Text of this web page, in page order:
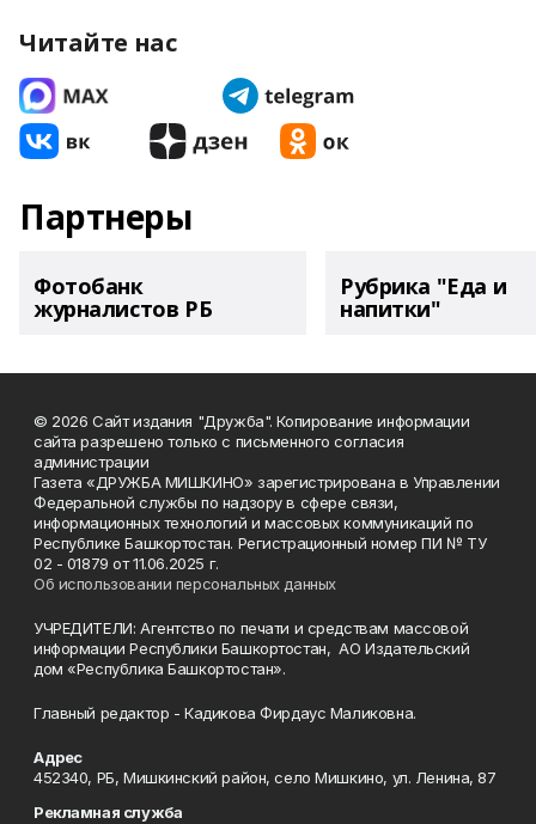
Читайте нас
Партнеры
Фотобанк
журналистов РБ
Рубрика "Еда и
напитки"
© 2026 Сайт издания "Дружба". Копирование информации
сайта разрешено только с письменного согласия
администрации
Газета «ДРУЖБА МИШКИНО» зарегистрирована в Управлении
Федеральной службы по надзору в сфере связи,
информационных технологий и массовых коммуникаций по
Республике Башкортостан. Регистрационный номер ПИ № ТУ
02 - 01879 от 11.06.2025 г.
Об использовании персональных данных
УЧРЕДИТЕЛИ: Агентство по печати и средствам массовой
информации Республики Башкортостан, АО Издательский
дом «Республика Башкортостан».
Главный редактор - Кадикова Фирдаус Маликовна.
Адрес
452340, РБ, Мишкинский район, село Мишкино, ул. Ленина, 87
Рекламная служба